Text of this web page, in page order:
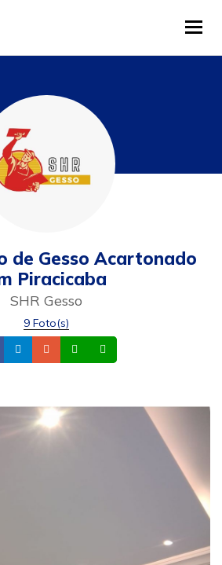
de Gesso Acartonado
Piracicaba
SHR Gesso
9 Foto(s)
FacebookInstagram
Email Whatsapp